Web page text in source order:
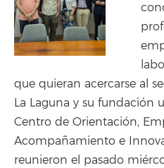
que quieran acercarse al
La Laguna y su fundación
Centro de Orientación,
Acompañamiento e
reunieron el pasado